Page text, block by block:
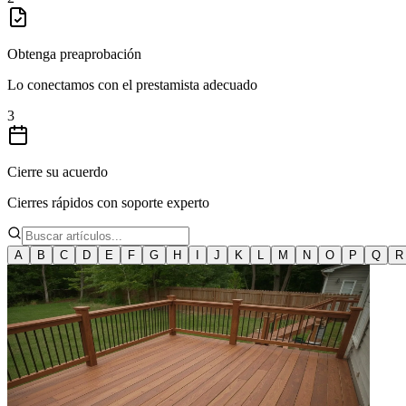
Obtenga preaprobación
Lo conectamos con el prestamista adecuado
3
Cierre su acuerdo
Cierres rápidos con soporte experto
A B C D E F G H J K M N O P Q R